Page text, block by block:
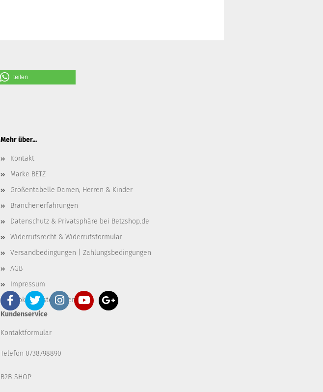
teilen
Mehr über...
Kontakt
Marke BETZ
Größentabelle Damen, Herren & Kinder
Branchenerfahrungen
Datenschutz & Privatsphäre bei Betzshop.de
Widerrufsrecht & Widerrufsformular
Versandbedingungen | Zahlungsbedingungen
AGB
Impressum
Cookie Einstellungen
Kundenservice
Kontaktformular
Telefon 0738798890
B2B-SHOP